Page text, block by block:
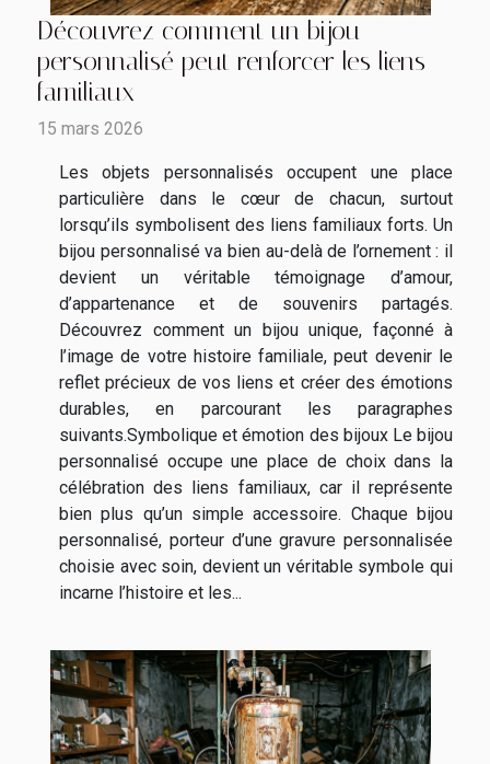
Découvrez comment un bijou
personnalisé peut renforcer les liens
familiaux
15 mars 2026
Les objets personnalisés occupent une place
particulière dans le cœur de chacun, surtout
lorsqu’ils symbolisent des liens familiaux forts. Un
bijou personnalisé va bien au-delà de l’ornement : il
devient un véritable témoignage d’amour,
d’appartenance et de souvenirs partagés.
Découvrez comment un bijou unique, façonné à
l’image de votre histoire familiale, peut devenir le
reflet précieux de vos liens et créer des émotions
durables, en parcourant les paragraphes
suivants.Symbolique et émotion des bijoux Le bijou
personnalisé occupe une place de choix dans la
célébration des liens familiaux, car il représente
bien plus qu’un simple accessoire. Chaque bijou
personnalisé, porteur d’une gravure personnalisée
choisie avec soin, devient un véritable symbole qui
incarne l’histoire et les...